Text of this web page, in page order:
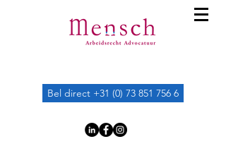
Bel direct +31 (0) 73 851 756 6